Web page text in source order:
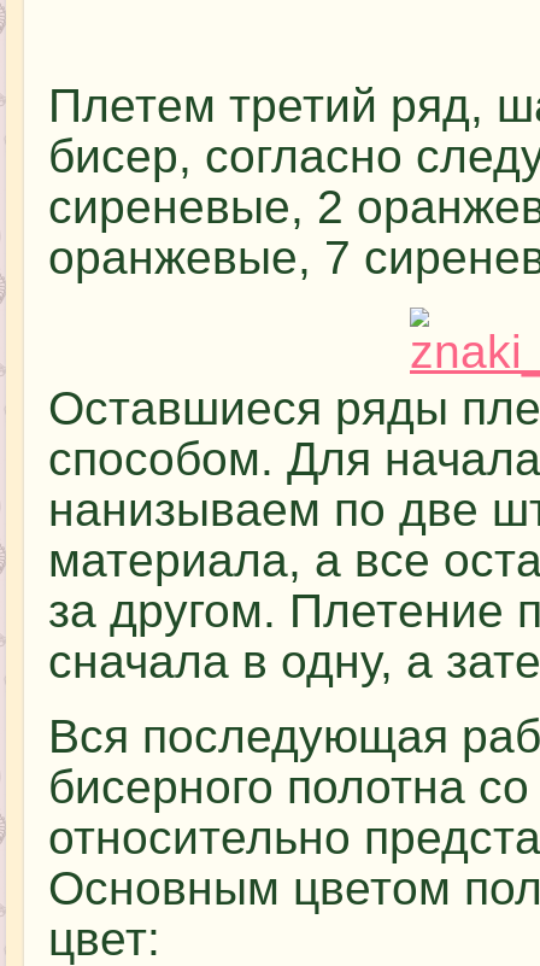
Плетем третий ряд,
бисер, согласно
сиреневые, 2
оранжевые, 7
Оставшиеся ряды
способом. Для
нанизываем по две
материала, а все
за другом. Плетение
сначала в одну, а
Вся последующая
бисерного полотна
относительно
Основным цветом
цвет: